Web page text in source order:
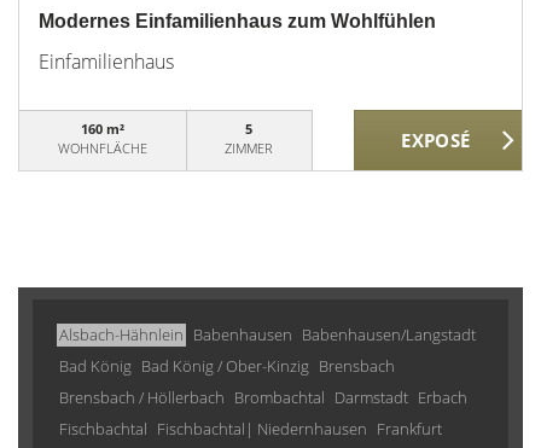
Modernes Einfamilienhaus zum Wohlfühlen
Einfamilienhaus
160 m²
WOHNFLÄCHE
5
ZIMMER
Alsbach-Hähnlein Babenhausen Babenhausen/Langstadt
Bad König Bad König / Ober-Kinzig Brensbach
Brensbach / Höllerbach Brombachtal Darmstadt Erbach
Fischbachtal Fischbachtal| Niedernhausen Frankfurt